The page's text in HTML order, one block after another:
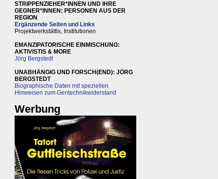
STRIPPENZIEHER*INNEN UND IHRE
GEGNER*INNEN: PERSONEN AUS DER
REGION
Ergänzende Seiten und Links
Projektwerkstättis, Institutionen
EMANZIPATORISCHE EINMISCHUNG:
AKTIVISTIS & MORE
Jörg Bergstedt
UNABHÄNGIG UND FORSCH(END): JÖRG
BERGSTEDT
Biographische Daten mit speziellen
Hinweisen zum Gentechnikwiderstand
Werbung